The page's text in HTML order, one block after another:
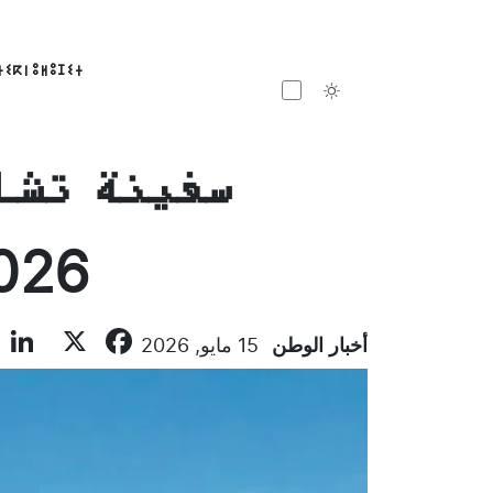
2026 المقرر
أخبار الوطن 15 مايو, 2026